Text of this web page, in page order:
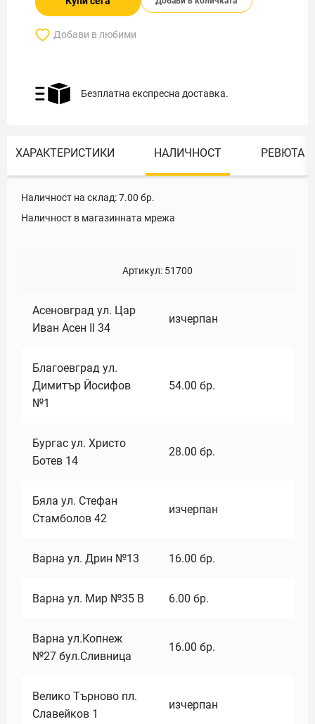
Добави в любими
Безплатна експресна доставка.
ХАРАКТЕРИСТИКИ НАЛИЧНОСТ РЕВЮТА
Наличност на склад:7.00 бр.
Наличност в магазинната мрежа
Артикул: 51700
Асеновград ул. Цар
Иван Асен II 34
изчерпан
Благоевград ул.
Димитър Йосифов
№1
54.00 бр.
Бургас ул. Христо
Ботев 14
28.00 бр.
Бяла ул. Стефан
Стамболов 42
изчерпан
Варна ул. Дрин №13 16.00 бр.
Варна ул. Мир №35 В 6.00 бр.
Варна ул.Копнеж
№27 бул.Сливница
16.00 бр.
Велико Търново пл.
Славейков 1
изчерпан